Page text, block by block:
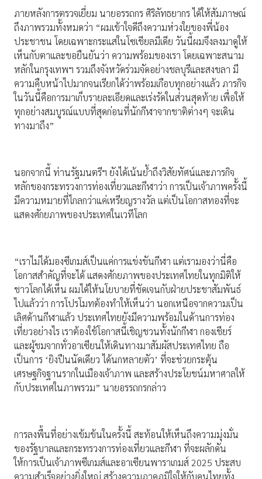
ภายหลังการตรวจเยี่ยม นายอรรถกร ศิริลัทธยากร ได้ให้สัมภาษณ์
ถึงภาพรวมทั้งหมดว่า “ผมเข้าใจดีถึงความห่วงใยของพี่น้อง
ประชาชน โดยเฉพาะกระแสในโซเชียลมีเดีย วันนี้ผมจึงลงมาดูให้
เห็นกับตาและขอยืนยันว่า ความพร้อมของเรา โดยเฉพาะสนาม
หลักในกรุงเทพฯ รวมถึงจังหวัดร่วมจัดอย่างชลบุรีและสงขลา มี
ความคืบหน้าไปมากจนเรียกได้ว่าพร้อมเกือบทุกอย่างแล้ว ภารกิจ
ในวันนี้คือการมาเก็บรายละเอียดและเร่งรัดในส่วนสุดท้าย เพื่อให้
ทุกอย่างสมบูรณ์แบบที่สุดก่อนที่นักกีฬาจากชาติต่างๆ จะเดิน
ทางมาถึง”
นอกจากนี้ ท่านรัฐมนตรีฯ ยังได้เน้นย้ำถึงวิสัยทัศน์และภารกิจ
หลักของกระทรวงการท่องเที่ยวและกีฬาว่า การเป็นเจ้าภาพครั้งนี้
มีความหมายที่ไกลกว่าแค่เหรียญรางวัล แต่เป็นโอกาสทองที่จะ
แสดงศักยภาพของประเทศในเวทีโลก
“เราไม่ได้มองซีเกมส์เป็นแค่การแข่งขันกีฬา แต่เรามองว่านี่คือ
โอกาสสำคัญที่จะได้ แสดงศักยภาพของประเทศไทยในทุกมิติให้
ชาวโลกได้เห็น ผมได้ให้นโยบายที่ชัดเจนกับฝ่ายประชาสัมพันธ์
ไปแล้วว่า การโปรโมทต้องทำให้เห็นว่า นอกเหนือจากความเป็น
เลิศด้านกีฬาแล้ว ประเทศไทยยังมีความพร้อมในด้านการท่อง
เที่ยวอย่างไร เราต้องใช้โอกาสนี้เชิญชวนทั้งนักกีฬา กองเชียร์
และผู้ชมจากทั่วอาเซียนให้เดินทางมาสัมผัสประเทศไทย ถือ
เป็นการ ‘ยิงปืนนัดเดียว ได้นกหลายตัว’ ที่จะช่วยกระตุ้น
เศรษฐกิจฐานรากในเมืองเจ้าภาพ และสร้างประโยชน์มหาศาลให้
กับประเทศในภาพรวม” นายอรรถกรกล่าว
การลงพื้นที่อย่างเข้มข้นในครั้งนี้ สะท้อนให้เห็นถึงความมุ่งมั่น
ของรัฐบาลและกระทรวงการท่องเที่ยวและกีฬา ที่จะผลักดัน
ให้การเป็นเจ้าภาพซีเกมส์และอาเซียนพาราเกมส์ 2025 ประสบ
ความสำเร็จอย่างยิ่งใหญ่ สร้างความภาคภูมิใจให้กับคนไทยทั้ง